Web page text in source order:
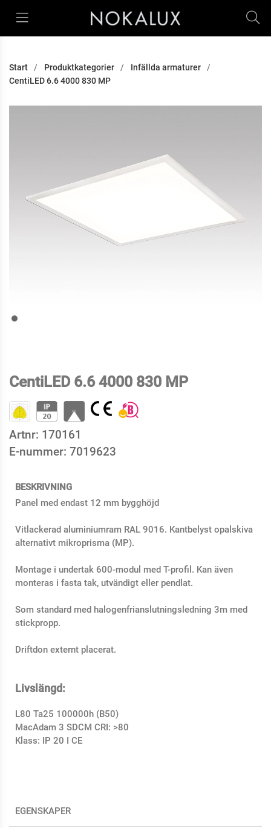
Start Produktkategorier
Infällda armaturer
CentiLED 6.6 4000 830 MP
CentiLED 6.6 4000 830 MP
Artnr: 170161
E-nummer: 7019623
BESKRIVNING
Panel med endast 12 mm bygghöjd
Vitlackerad aluminiumram RAL 9016. Kantbelyst opalskiva
alternativt mikroprisma (MP).
Montage i undertak 600-modul med T-profil. Kan även
monteras i fasta tak, utvändigt eller pendlat.
Som standard med halogenfrianslutningsledning 3m med
stickpropp.
Driftdon externt placerat.
Livslängd:
L80 Ta25 100000h (B50)
MacAdam 3 SDCM CRI: >80
Klass: IP 20 I CE
EGENSKAPER